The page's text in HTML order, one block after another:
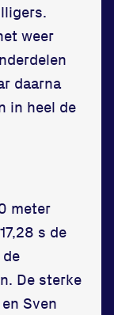
weer
daarna
in heel de
meter
s de
De sterke
Sven